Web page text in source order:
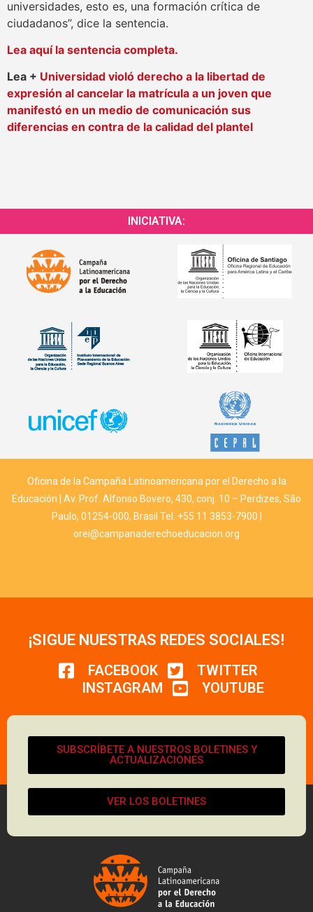
universidades, esto es, una formación crítica de
ciudadanos”, dice la sentencia.
Lea aquí la sentencia completa.
Lea + Universidad violó derecho a la libertad de
expresión al cancelar la matrícula a un joven que
manifestó en un medio de comunicación sus
diferencias en contra de la calidad del plantel
INICIATIVA:
Oficina de la Campaña Latinoamericana por el Derecho a la
Educación | Av. Prof. Alfonso Bovero, 430, conj. 10 – Perdizes, São
Paulo, 01254-000, Brasil Tel. +55 11 3853-7900 |
orei@campanaderechoeducacion.org
¡SIGUE NUESTRAS REDES SOCIALES!
FACEBOOK
TWITTER
INSTAGRAM
YOUTUBE
SUBSCRÍBETE A NUESTROS BOLETINES Y
ACTUALIZACIONES
VER LOS BOLETINES